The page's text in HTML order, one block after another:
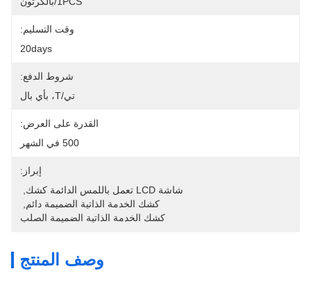
وقت التسليم:
20days
شروط الدفع:
تي/T، بأي بال
القدرة على العرض:
500 في الشهر
إبراز:
شاشة LCD تعمل باللمس الدائمة كشك
كشك الخدمة الذاتية الضميمة دائم
كشك الخدمة الذاتية الضميمة الصلب
وصف المنتج